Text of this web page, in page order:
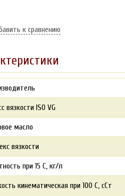
к сравнению
вязкости ISO VG
масло
вязкости
при 15 С, кг/л
кинематическая при 100 С, сСт